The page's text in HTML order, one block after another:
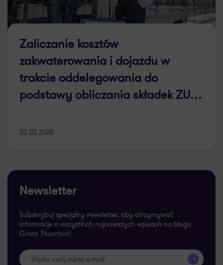
Zaliczanie kosztów
zakwaterowania i dojazdu w
trakcie oddelegowania do
podstawy obliczania składek ZUS
03.02.2025
Newsletter
Subskrybuj specjalny newsletter, aby otrzymywać
informacje o wszystkich najnowszych wpisach na blogu
Grant Thornton!
>>